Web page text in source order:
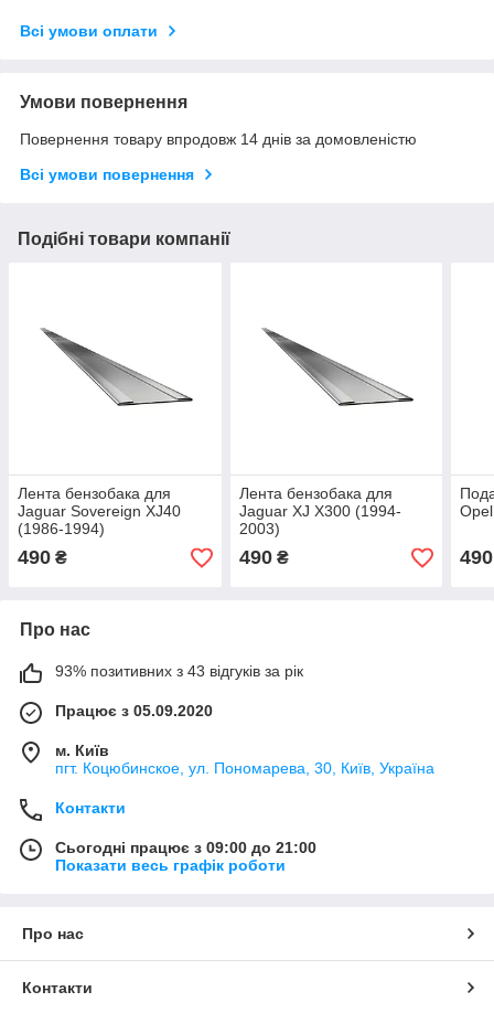
Всі умови оплати
Умови повернення
Повернення товару впродовж 14 днів за домовленістю
Всі умови повернення
Подібні товари компанії
Лента бензобака для
Jaguar Sovereign XJ40
(1986-1994)
490 ₴
Лента бензобака для
Jaguar XJ X300 (1994-
2003)
490₴ 490
Про нас
93% позитивних з 43 відгуків за рік
Працює з 05.09.2020
м. Київ
пгт. Коцюбинское, ул. Пономарева, 30, Київ, Україна
Контакти
Сьогодні працює з 09:00 до 21:00
Показати весь графік роботи
Про нас
Контакти